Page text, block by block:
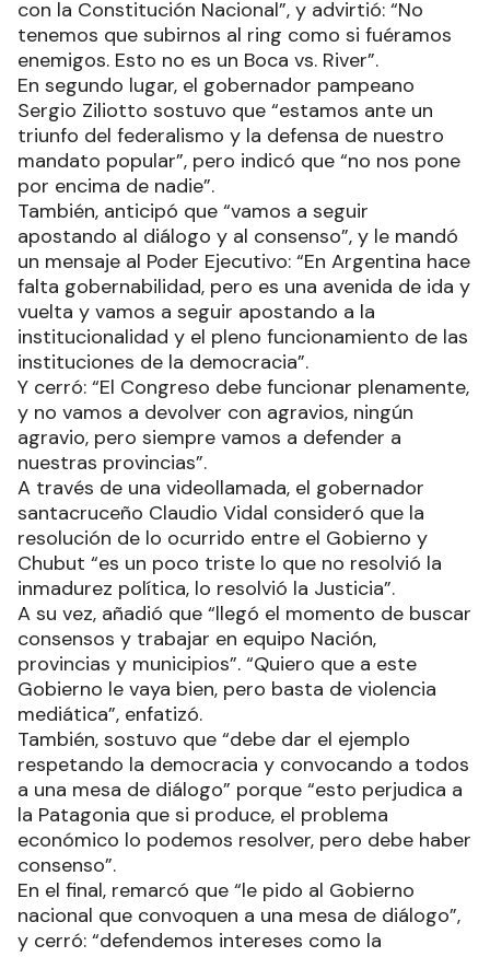
con la Constitución Nacional”, y advirtió: “No
tenemos que subirnos al ring como si fuéramos
enemigos. Esto no es un Boca vs. River”.
En segundo lugar, el gobernador pampeano
Sergio Ziliotto sostuvo que “estamos ante un
triunfo del federalismo y la defensa de nuestro
mandato popular”, pero indicó que “no nos pone
por encima de nadie”.
También, anticipó que “vamos a seguir
apostando al diálogo y al consenso”, y le mandó
un mensaje al Poder Ejecutivo: “En Argentina hace
falta gobernabilidad, pero es una avenida de ida y
vuelta y vamos a seguir apostando a la
institucionalidad y el pleno funcionamiento de las
instituciones de la democracia”.
Y cerró: “El Congreso debe funcionar plenamente,
y no vamos a devolver con agravios, ningún
agravio, pero siempre vamos a defender a
nuestras provincias”.
A través de una videollamada, el gobernador
santacruceño Claudio Vidal consideró que la
resolución de lo ocurrido entre el Gobierno y
Chubut “es un poco triste lo que no resolvió la
inmadurez política, lo resolvió la Justicia”.
A su vez, añadió que “llegó el momento de buscar
consensos y trabajar en equipo Nación,
provincias y municipios”. “Quiero que a este
Gobierno le vaya bien, pero basta de violencia
mediática”, enfatizó.
También, sostuvo que “debe dar el ejemplo
respetando la democracia y convocando a todos
a una mesa de diálogo” porque “esto perjudica a
la Patagonia que si produce, el problema
económico lo podemos resolver, pero debe haber
consenso”.
En el final, remarcó que “le pido al Gobierno
nacional que convoquen a una mesa de diálogo”,
y cerró: “defendemos intereses como la